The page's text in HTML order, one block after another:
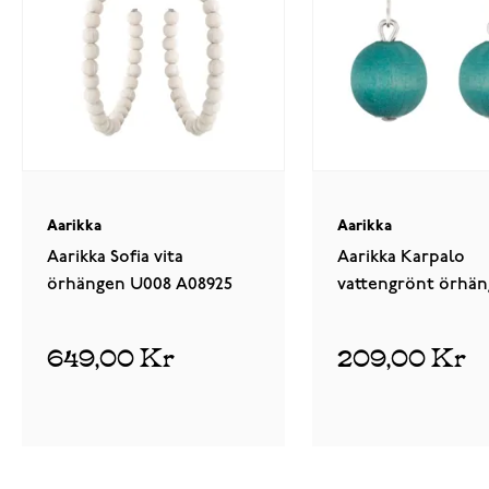
Aarikka
Aarikka Sofia vita
örhängen U008 A08925
649,00 Kr
Aarikka
Aarikka Karpalo
vattengrönt
209,00 Kr